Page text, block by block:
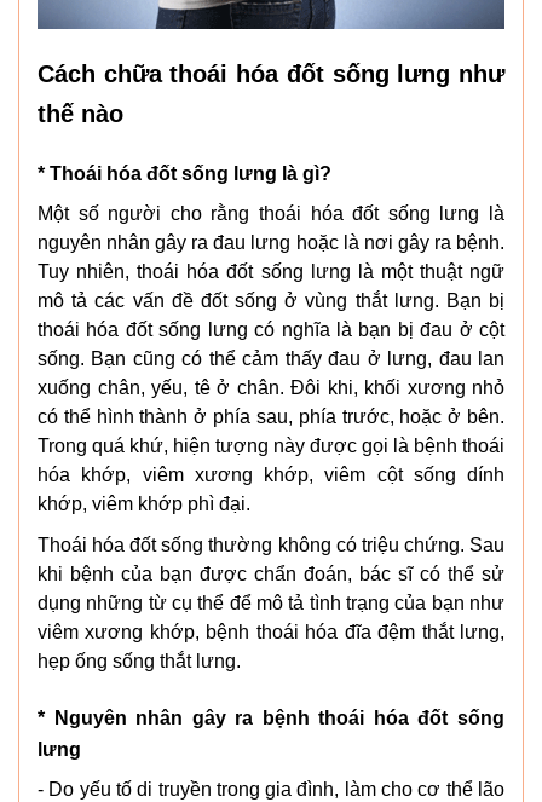
Cách chữa thoái hóa đốt sống lưng như
thế nào
* Thoái hóa đốt sống lưng là gì?
Một số người cho rằng thoái hóa đốt sống lưng là
nguyên nhân gây ra đau lưng hoặc là nơi gây ra bệnh.
Tuy nhiên, thoái hóa đốt sống lưng là một thuật ngữ
mô tả các vấn đề đốt sống ở vùng thắt lưng. Bạn bị
thoái hóa đốt sống lưng có nghĩa là bạn bị đau ở cột
sống. Bạn cũng có thể cảm thấy đau ở lưng, đau lan
xuống chân, yếu, tê ở chân. Đôi khi, khối xương nhỏ
có thể hình thành ở phía sau, phía trước, hoặc ở bên.
Trong quá khứ, hiện tượng này được gọi là bệnh thoái
hóa khớp, viêm xương khớp, viêm cột sống dính
khớp, viêm khớp phì đại.
Thoái hóa đốt sống thường không có triệu chứng. Sau
khi bệnh của bạn được chẩn đoán, bác sĩ có thể sử
dụng những từ cụ thể để mô tả tình trạng của bạn như
viêm xương khớp, bệnh thoái hóa đĩa đệm thắt lưng,
hẹp ống sống thắt lưng.
* Nguyên nhân gây ra bệnh thoái hóa đốt sống
lưng
- Do yếu tố di truyền trong gia đình, làm cho cơ thể lão